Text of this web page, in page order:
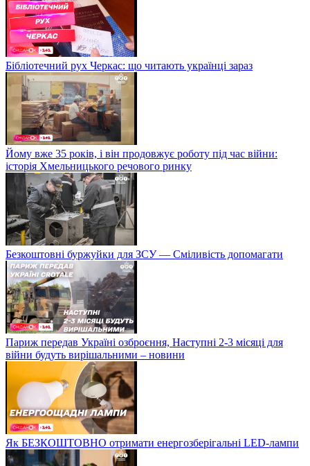
Бібліотечний рух Черкас: що читають українці зараз
Йому вже 35 років, і він продовжує роботу під час війни:
історія Хмельницького речового ринку
Безкоштовні буржуйки для ЗСУ — Сміливість допомагати
Париж передав Україні озброєння, Наступні 2-3 місяці для
війни будуть вирішальними – новини
Як БЕЗКОШТОВНО отримати енергозберігальні LED-лампи